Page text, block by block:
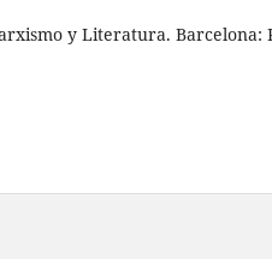
y Literatura. Barcelona: